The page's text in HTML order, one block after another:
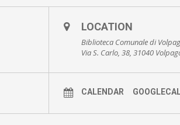
LOCATION
Biblioteca Comunale di
Via S. Carlo, 38, 31040
CALENDAR